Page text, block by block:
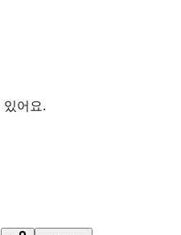
있어요.